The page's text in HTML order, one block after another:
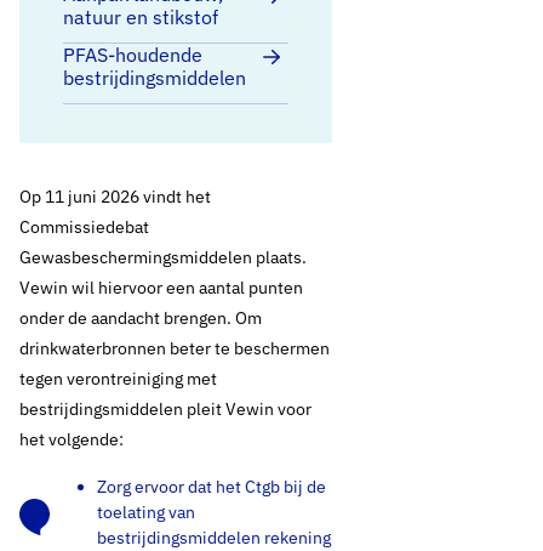
natuur en stikstof
PFAS-houdende
bestrijdingsmiddelen
Op 11 juni 2026 vindt het
Commissiedebat
Gewasbeschermingsmiddelen plaats.
Vewin wil hiervoor een aantal punten
onder de aandacht brengen. Om
drinkwaterbronnen beter te beschermen
tegen verontreiniging met
bestrijdingsmiddelen pleit Vewin voor
het volgende:
Zorg ervoor dat het Ctgb bij de
toelating van
bestrijdingsmiddelen rekening